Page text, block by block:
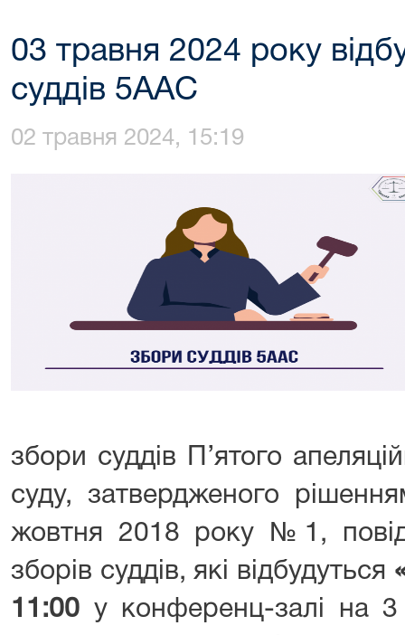
03 травня 2024 року
суддів 5ААС
02 травня 2024, 15:19
збори суддів П’ятого
суду, затвердженого
жовтня 2018 року №1,
зборів суддів, які відбудуться
11:00 у конференц-залі на 3